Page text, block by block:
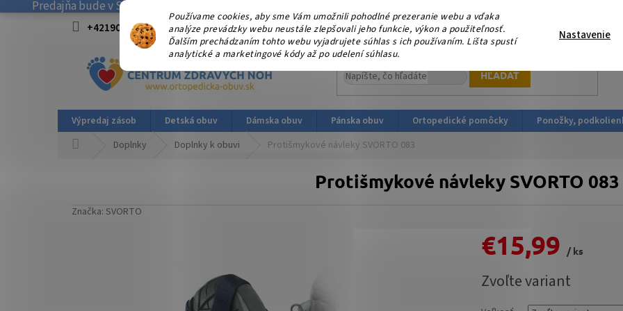
Používame cookies, aby sme Vám umožnili pohodlné prezeranie webu a vďaka
analýze prevádzky webu neustále zlepšovali jeho funkcie, výkon a použiteľnosť.
Ďalším prechádzaním tohto webu vyjadrujete súhlas s ich používaním. Lišta spustí
analytické a marketingové kódy až po udelení súhlasu.
Nastavenie
Predajňa bude v SOBOTU 08.08.2026 ZATVORENÁ! . Ďakujeme, že nás podporujete platbou v HOTOVOSTI ! V sobotu
+421908915827 od 15:00-17:00 hod. info@ortopedicka-obuv.sk
HĽADAŤ
Výpredaj zásob Detská obuv Dámska obuv Pánska obuv Ortopedické pomôcky Ponožky,
Doplnky Doplnky k obuvi Protišmykové návleky SVORTO 083
Protišmykové návleky SVORTO 083
Značka: SVORTO
€15,99
/ ks
cena:
Zvoľte variant